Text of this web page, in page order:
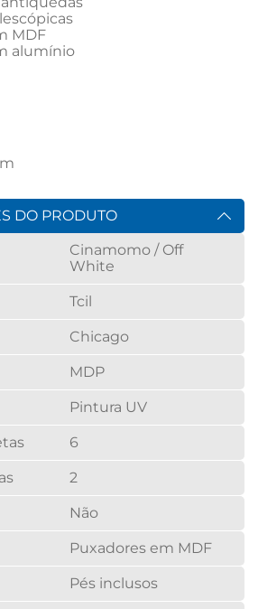
MDF
alumínio
DO PRODUTO
Cinamomo / Off
White
Tcil
Chicago
MDP
Pintura UV
6
2
Não
Puxadores em MDF
Pés inclusos